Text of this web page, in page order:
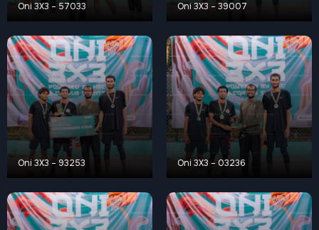
Oni 3X3 – 57033 Oni 3X3 – 39007
Oni 3X3 – 93253 Oni 3X3 – 03236